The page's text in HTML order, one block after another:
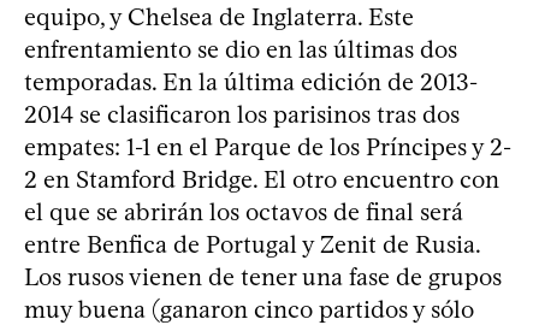
equipo, y Chelsea de Inglaterra. Este
enfrentamiento se dio en las últimas dos
temporadas. En la última edición de 2013-
2014 se clasificaron los parisinos tras dos
empates: 1-1 en el Parque de los Príncipes y 2-
2 en Stamford Bridge. El otro encuentro con
el que se abrirán los octavos de final será
entre Benfica de Portugal y Zenit de Rusia.
Los rusos vienen de tener una fase de grupos
muy buena (ganaron cinco partidos y sólo